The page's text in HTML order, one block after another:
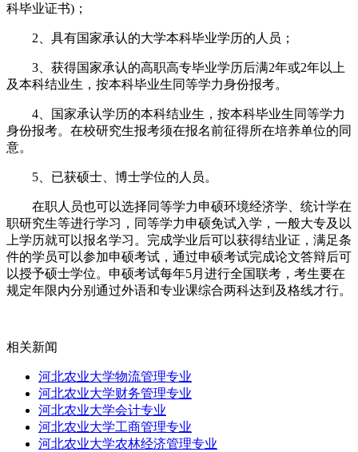
科毕业证书)；
2、具有国家承认的大学本科毕业学历的人员；
3、获得国家承认的高职高专毕业学历后满2年或2年以上
及本科结业生，按本科毕业生同等学力身份报考。
4、国家承认学历的本科结业生，按本科毕业生同等学力
身份报考。在校研究生报考须在报名前征得所在培养单位的同
意。
5、已获硕士、博士学位的人员。
在职人员也可以选择同等学力申硕环境经济学、统计学在
职研究生等进行学习，同等学力申硕免试入学，一般大专及以
上学历就可以报名学习。完成学业后可以获得结业证，满足条
件的学员可以参加申硕考试，通过申硕考试完成论文答辩后可
以授予硕士学位。申硕考试每年5月进行全国联考，考生要在
规定年限内分别通过外语和专业课综合两科达到及格线才行。
相关新闻
河北农业大学物流管理专业
河北农业大学财务管理专业
河北农业大学会计专业
河北农业大学工商管理专业
河北农业大学农林经济管理专业